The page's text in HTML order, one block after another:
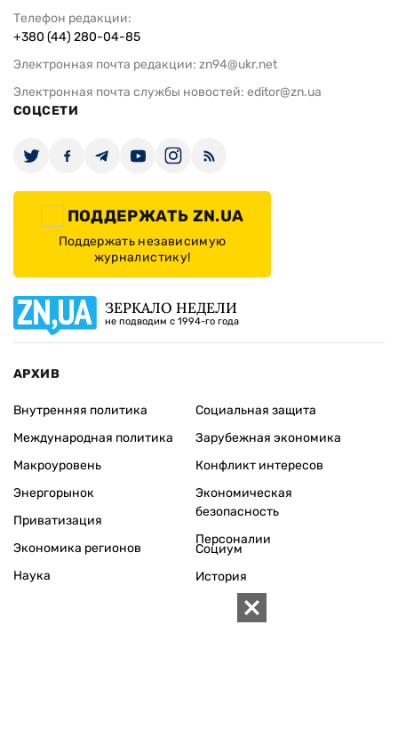
Телефон редакции:
+380 (44) 280-04-85
Электронная почта редакции: zn94@ukr.net
Электронная почта службы новостей: editor@zn.ua
СОЦСЕТИ
ПОДДЕРЖАТЬ ZN.UA
Поддержать независимую
журналистику!
ЗЕРКАЛО НЕДЕЛИ
не подводим с 1994-го года
АРХИВ
Внутренняя политика
Международная политика
Макроуровень
Энергорынок
Приватизация
Экономика регионов
Социальная защита
Зарубежная экономика
Конфликт интересов
Экономическая
безопасность
Персоналии
Наука
Социум
История
Круг семьи